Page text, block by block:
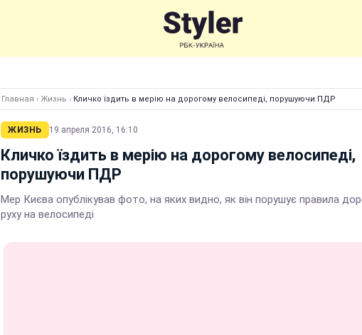
Главная › Жизнь › Кличко їздить в мерію на дорогому велосипеді, порушуючи ПДР
ЖИЗНЬ 19 апреля 2016, 16:10
Кличко їздить в мерію на дорогому велосипеді,
порушуючи ПДР
Мер Києва опублікував фото, на яких видно, як він порушує правила
руху на велосипеді